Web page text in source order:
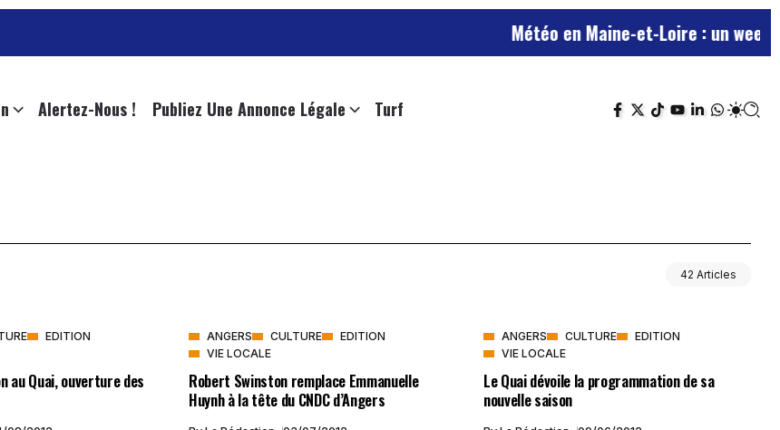
Météo en Maine-et-Loire : un
Alertez-Nous ! Publiez Une Annonce Légale Turf
42 Articles
EDITION
au Quai, ouverture des
ANGERS CULTURE
EDITION
VIE LOCALE
Robert Swinston remplace Emmanuelle
Huynh à la tête du CNDC d’Angers
ANGERS CULTURE
EDITION
VIE LOCALE
Le Quai dévoile la programmation de sa
nouvelle saison